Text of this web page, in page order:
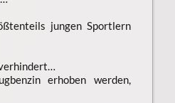
jungen Sportlern
erhoben werden,